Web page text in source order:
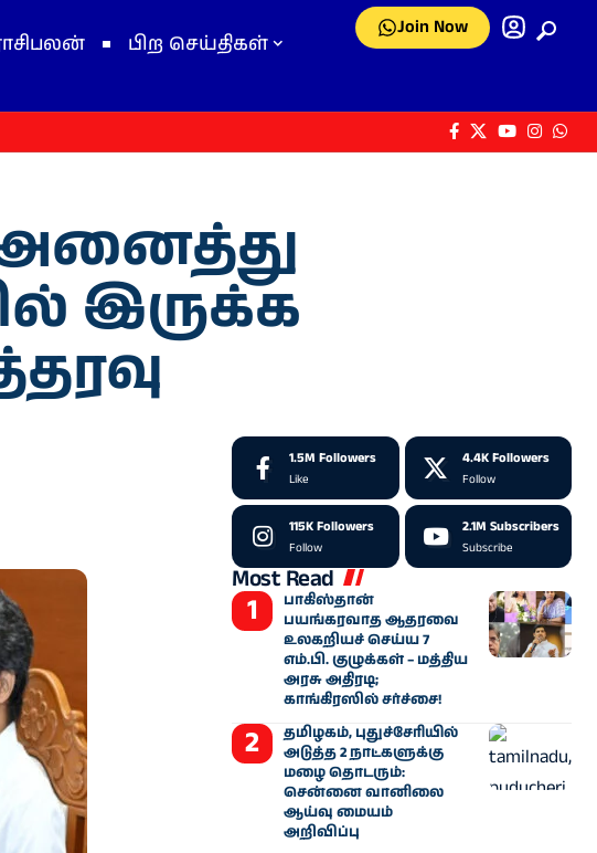
பிற செய்திகள்
Join Now
இருக்க
1.5M Followers
Like
4.4K Followers
Follow
115K Followers
Follow
2.1M Subscribers
Subscribe
Most Read
பாகிஸ்தான்
பயங்கரவாத ஆதரவை
உலகறியச் செய்ய 7
எம்.பி. குழுக்கள் – மத்திய
அரசு அதிரடி;
காங்கிரஸில் சர்ச்சை!
தமிழகம், புதுச்சேரியில்
அடுத்த 2 நாட்களுக்கு
மழை தொடரும்:
சென்னை வானிலை
ஆய்வு மையம்
அறிவிப்பு